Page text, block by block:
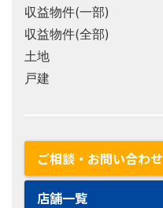
収益物件(一部)
収益物件(全部)
土地
戸建
ご相談・お問い合わせ
店舗一覧